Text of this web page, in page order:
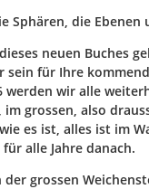
Sphären, die Ebenen
neuen Buches
sein für Ihre
werden wir alle
grossen, also
es ist, alles ist im
alle Jahre danach.
der grossen